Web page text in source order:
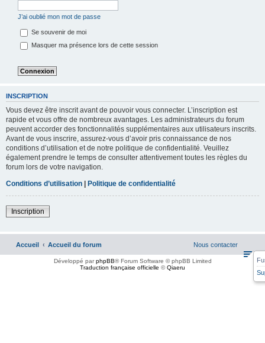
J’ai oublié mon mot de passe
Se souvenir de moi
Masquer ma présence lors de cette session
INSCRIPTION
Vous devez être inscrit avant de pouvoir vous connecter. L’inscription est
rapide et vous offre de nombreux avantages. Les administrateurs du forum
peuvent accorder des fonctionnalités supplémentaires aux utilisateurs inscrits.
Avant de vous inscrire, assurez-vous d’avoir pris connaissance de nos
conditions d’utilisation et de notre politique de confidentialité. Veuillez
également prendre le temps de consulter attentivement toutes les règles du
forum lors de votre navigation.
Conditions d’utilisation | Politique de confidentialité
Inscription
Accueil Accueil du forum Nous contacter
Développé parphpBB® Forum Software © phpBB Limited
Traduction française officielle ©Qiaeru